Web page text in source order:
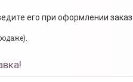
его при оформлении